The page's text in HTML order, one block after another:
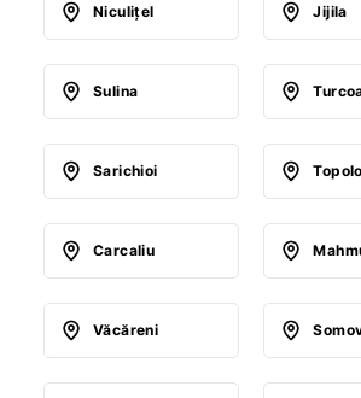
Niculiţel Jijila
Sulina
Sarichioi
Carcaliu
Văcăreni